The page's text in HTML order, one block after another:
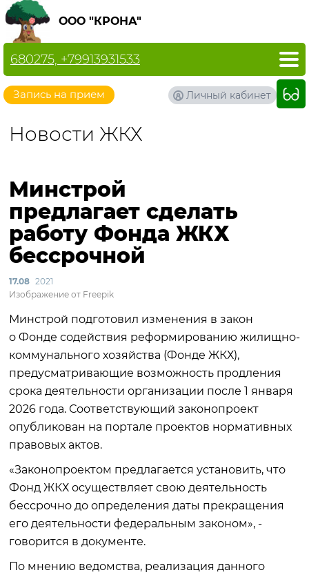
ООО "КРОНА"
Запись на прием
680275, +79913931533
Личный кабинет
Новости ЖКХ
Минстрой
предлагает сделать
работу Фонда ЖКХ
бессрочной
17.08 2021
Изображение от Freepik
Минстрой подготовил изменения в закон
о Фонде содействия реформированию жилищно-
коммунального хозяйства (Фонде ЖКХ),
предусматривающие возможность продления
срока деятельности организации после 1 января
2026 года. Соответствующий законопроект
опубликован на портале проектов нормативных
правовых актов.
«Законопроектом предлагается установить, что
Фонд ЖКХ осуществляет свою деятельность
бессрочно до определения даты прекращения
его деятельности федеральным законом», -
говорится в документе.
По мнению ведомства, реализация данного